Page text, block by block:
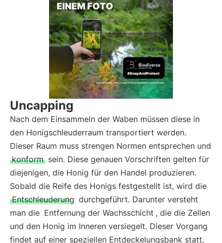
Uncapping
Nach dem Einsammeln der Waben müssen diese in
den Honigschleuderraum transportiert werden.
Dieser Raum muss strengen Normen entsprechen und
konform sein. Diese genauen Vorschriften gelten für
diejenigen, die Honig für den Handel produzieren.
Sobald die Reife des Honigs festgestellt ist, wird die
Entschleuderung durchgeführt. Darunter versteht
man die Entfernung der Wachsschicht , die die Zellen
und den Honig im Inneren versiegelt. Dieser Vorgang
findet auf einer speziellen Entdeckelungsbank statt.